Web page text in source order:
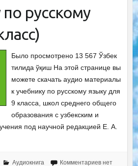
русскому
Было просмотрено 13 567 Ўзбек
тилида ўқиш На этой странице вы
можете скачать аудио материалы
к учебнику по русскому языку для
9 класса, школ среднего общего
образования с узбекским и
под научной редакцией Е. А.
Аудиокнига Комментариев нет